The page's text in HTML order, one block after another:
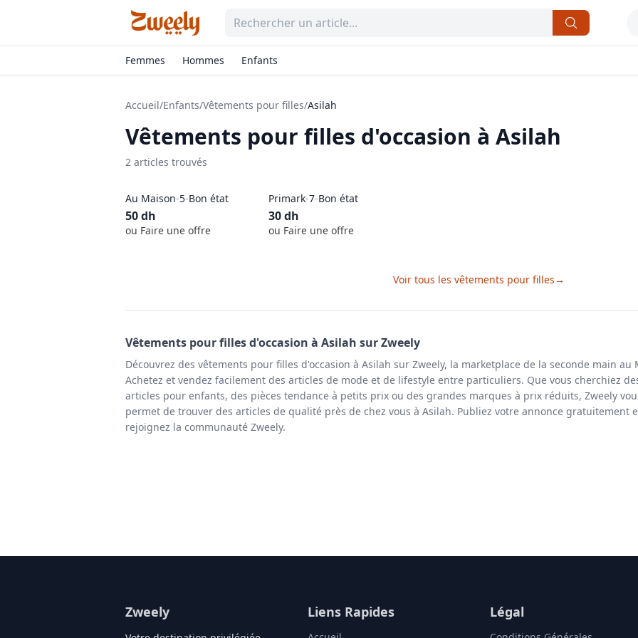
Femmes Hommes Enfants
Accueil/Enfants/Vêtements pour filles/Asilah
Vêtements pour filles d'occasion à Asilah
2 articles trouvés
Au Maison-5-Bon état
50dh
ou Faire une offre
Primark-7-Bon état
30dh
ou Faire une offre
Voir tous les vêtements pour filles→
Vêtements pour fillesd'occasion à Asilah sur Zweely
Découvrez des vêtements pour filles d'occasion à Asilah sur Zweely, la marketplace de la seconde main au
Achetez et vendez facilement des articles de mode et de lifestyle entre particuliers. Que vous cherchiez
articles pour enfants, des pièces tendance à petits prix ou des grandes marques à prix réduits, Zweely
permet de trouver des articles de qualité près de chez vous à Asilah. Publiez votre annonce gratuitement
rejoignez la communauté Zweely.
Zweely Liens Rapides Légal